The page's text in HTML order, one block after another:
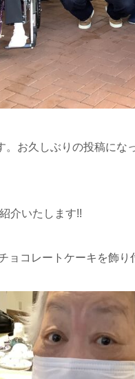
。お久しぶりの投稿に
介いたします!!
ョコレートケーキを飾